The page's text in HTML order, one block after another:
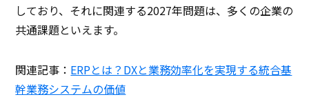
しており、それに関連する2027年問題は、多くの企業の
共通課題といえます。
関連記事： ERPとは？DXと業務効率化を実現する統合基
幹業務システムの価値